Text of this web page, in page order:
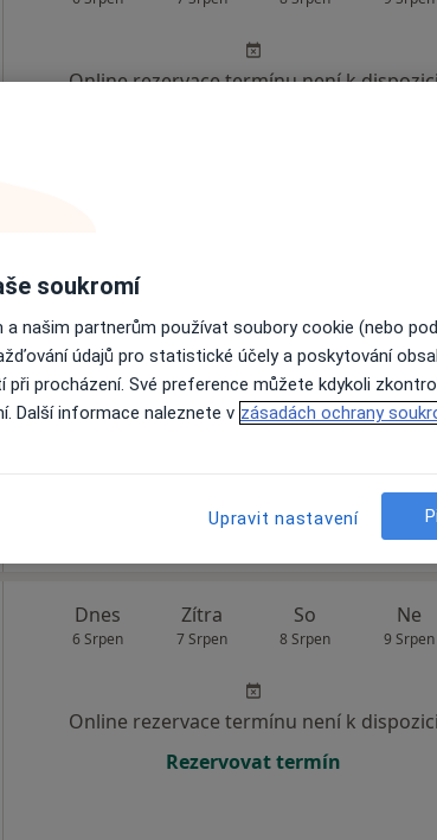
Online rezervace termínu není k
6 Srpen 7 Srpen 8 Srpen 9 Srpen
Online rezervace termínu není k
Dnes
6 Srpen
Zítra
7 Srpen
So
8 Srpen
Ne
9 Srpen
Online rezervace termínu není k dispozici
Rezervovat termín
soukromí
a našim partnerům používat soubory cookie (nebo
údajů pro statistické účely a poskytování
při procházení. Své preference můžete kdykoli
Další informace naleznete v zásadách ochrany
Upravit nastavení